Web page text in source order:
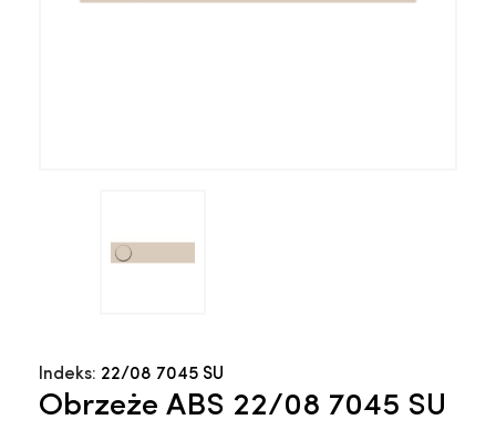
Indeks: 22/08 7045 SU
Obrzeże ABS 22/08 7045 SU